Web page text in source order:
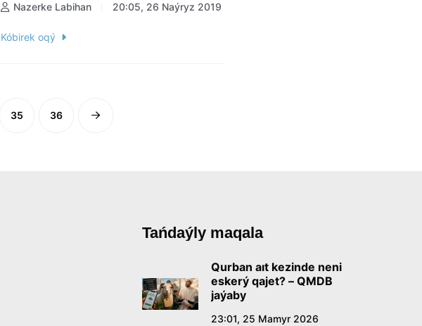
Nazerke Labihan 20:05, 26 Naýryz 2019
Kóbirek oqý
35 36
Tańdaýly maqala
Qurban aıt kezinde neni
eskerý qajet? – QMDB
jaýaby
23:01, 25 Mamyr 2026